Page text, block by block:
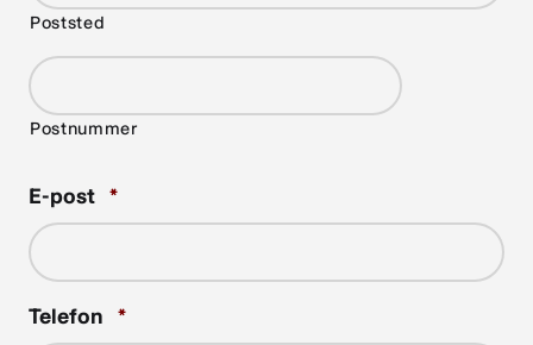
Poststed
Postnummer
E-post *Required
Telefon *Required